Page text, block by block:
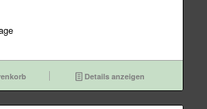
Details anzeigen